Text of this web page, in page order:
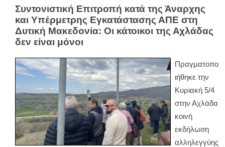
Συντονιστική Επιτροπή κατά της Άναρχης
και Υπέρμετρης Εγκατάστασης ΑΠΕ στη
Δυτική Μακεδονία: Οι κάτοικοι της Αχλάδας
δεν είναι μόνοι
Πραγματοπο
ιήθηκε την
Κυριακή 5/4
στην Αχλάδα
κοινή
εκδήλωση
αλληλεγγύης